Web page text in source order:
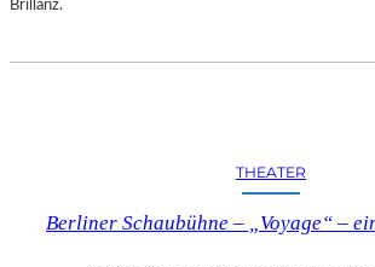
Brillanz.
THEATER
Berliner Schaubühne – „Voyage“ –